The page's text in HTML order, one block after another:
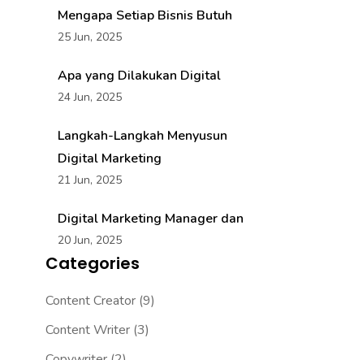
Mengapa Setiap Bisnis Butuh
25 Jun, 2025
Apa yang Dilakukan Digital
24 Jun, 2025
Langkah-Langkah Menyusun
Digital Marketing
21 Jun, 2025
Digital Marketing Manager dan
20 Jun, 2025
Categories
Content Creator(9)
Content Writer(3)